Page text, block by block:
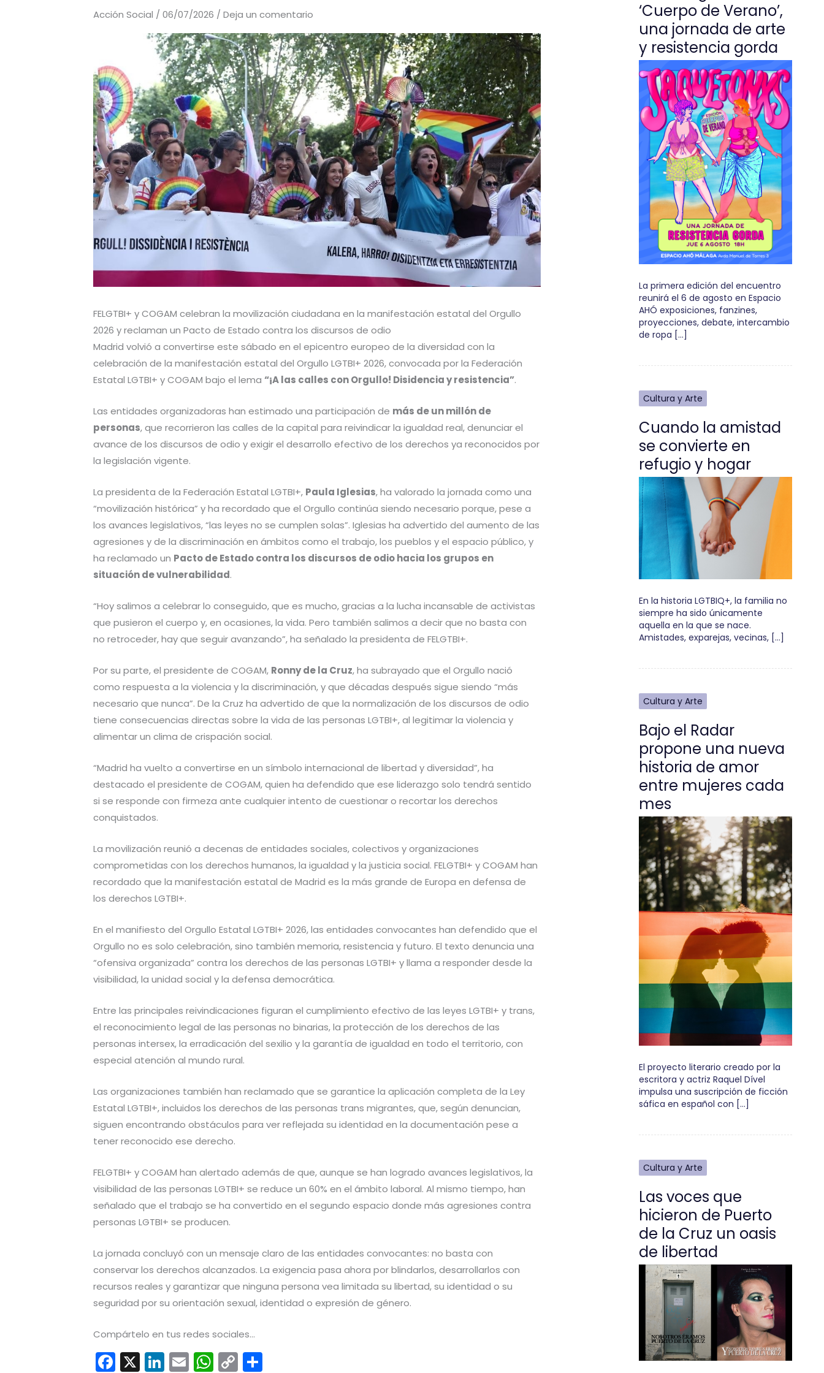
Acción Social /06/07/2026 /Deja un comentario
FELGTBI+ y COGAM celebran la movilización ciudadana en la manifestación estatal del Orgullo
2026 y reclaman un Pacto de Estado contra los discursos de odio
Madrid volvió a convertirse este sábado en el epicentro europeo de la diversidad con la
celebración de la manifestación estatal del Orgullo LGTBI+ 2026, convocada por la Federación
Estatal LGTBI+ y COGAM bajo el lema“¡A las calles con Orgullo! Disidencia y resistencia”.
Las entidades organizadoras han estimado una participación de más de un millón de
personas, que recorrieron las calles de la capital para reivindicar la igualdad real, denunciar el
avance de los discursos de odio y exigir el desarrollo efectivo de los derechos ya reconocidos por
la legislación vigente.
La presidenta de la Federación Estatal LGTBI+, Paula Iglesias, ha valorado la jornada como una
“movilización histórica” y ha recordado que el Orgullo continúa siendo necesario porque, pese a
los avances legislativos, “las leyes no se cumplen solas”. Iglesias ha advertido del aumento de las
agresiones y de la discriminación en ámbitos como el trabajo, los pueblos y el espacio público, y
ha reclamado un Pacto de Estado contra los discursos de odio hacia los grupos en
situación de vulnerabilidad.
“Hoy salimos a celebrar lo conseguido, que es mucho, gracias a la lucha incansable de activistas
que pusieron el cuerpo y, en ocasiones, la vida. Pero también salimos a decir que no basta con
no retroceder, hay que seguir avanzando”, ha señalado la presidenta de FELGTBI+.
Por su parte, el presidente de COGAM, Ronny de la Cruz, ha subrayado que el Orgullo nació
como respuesta a la violencia y la discriminación, y que décadas después sigue siendo “más
necesario que nunca”. De la Cruz ha advertido de que la normalización de los discursos de odio
tiene consecuencias directas sobre la vida de las personas LGTBI+, al legitimar la violencia y
alimentar un clima de crispación social.
“Madrid ha vuelto a convertirse en un símbolo internacional de libertad y diversidad”, ha
destacado el presidente de COGAM, quien ha defendido que ese liderazgo solo tendrá sentido
si se responde con firmeza ante cualquier intento de cuestionar o recortar los derechos
conquistados.
La movilización reunió a decenas de entidades sociales, colectivos y organizaciones
comprometidas con los derechos humanos, la igualdad y la justicia social. FELGTBI+ y COGAM han
recordado que la manifestación estatal de Madrid es la más grande de Europa en defensa de
los derechos LGTBI+.
En el manifiesto del Orgullo Estatal LGTBI+ 2026, las entidades convocantes han defendido que el
Orgullo no es solo celebración, sino también memoria, resistencia y futuro. El texto denuncia una
“ofensiva organizada” contra los derechos de las personas LGTBI+ y llama a responder desde la
visibilidad, la unidad social y la defensa democrática.
Entre las principales reivindicaciones figuran el cumplimiento efectivo de las leyes LGTBI+ y trans,
el reconocimiento legal de las personas no binarias, la protección de los derechos de las
personas intersex, la erradicación del sexilio y la garantía de igualdad en todo el territorio, con
especial atención al mundo rural.
Las organizaciones también han reclamado que se garantice la aplicación completa de la Ley
Estatal LGTBI+, incluidos los derechos de las personas trans migrantes, que, según denuncian,
siguen encontrando obstáculos para ver reflejada su identidad en la documentación pese a
tener reconocido ese derecho.
FELGTBI+ y COGAM han alertado además de que, aunque se han logrado avances legislativos, la
visibilidad de las personas LGTBI+ se reduce un 60% en el ámbito laboral. Al mismo tiempo, han
señalado que el trabajo se ha convertido en el segundo espacio donde más agresiones contra
personas LGTBI+ se producen.
La jornada concluyó con un mensaje claro de las entidades convocantes: no basta con
conservar los derechos alcanzados. La exigencia pasa ahora por blindarlos, desarrollarlos con
recursos reales y garantizar que ninguna persona vea limitada su libertad, su identidad o su
seguridad por su orientación sexual, identidad o expresión de género.
Compártelo en tus redes sociales...
F X Li E W C
‘Cuerpo de Verano’,
una jornada de arte
y resistencia gorda
La primera edición del encuentro
reunirá el 6 de agosto en Espacio
AHÓ exposiciones, fanzines,
proyecciones, debate, intercambio
de ropa […]
Cultura y Arte
Cuando la amistad
se convierte en
refugio y hogar
En la historia LGTBIQ+, la familia no
siempre ha sido únicamente
aquella en la que se nace.
Amistades, exparejas, vecinas, […]
Cultura y Arte
Bajo el Radar
propone una nueva
historia de amor
entre mujeres cada
mes
El proyecto literario creado por la
escritora y actriz Raquel Dível
impulsa una suscripción de ficción
sáfica en español con […]
Cultura y Arte
Las voces que
hicieron de Puerto
de la Cruz un oasis
de libertad